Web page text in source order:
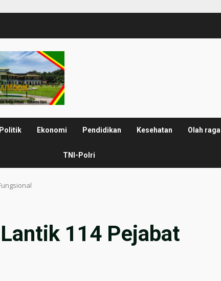
Politik Ekonomi Pendidikan Kesehatan Olah raga
TNI-Polri
114 Pejabat